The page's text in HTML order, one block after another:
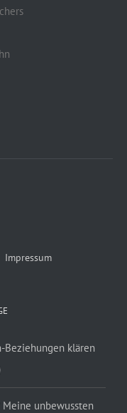
Impressum
Beziehungen klären
Meine unbewussten